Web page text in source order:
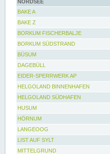
NORDSEE
BAKE A
BAKE Z
BORKUM FISCHERBALJE
BORKUM SÜDSTRAND
BÜSUM
DAGEBÜLL
EIDER-SPERRWERK AP
HELGOLAND BINNENHAFEN
HELGOLAND SÜDHAFEN
HUSUM
HÖRNUM
LANGEOOG
LIST AUF SYLT
MITTELGRUND